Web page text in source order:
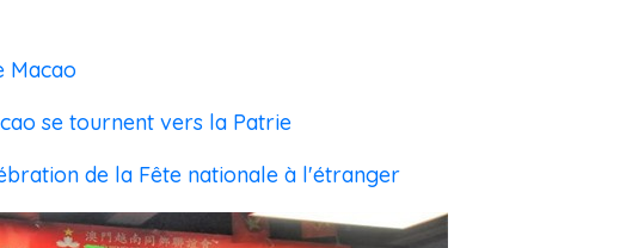
Macao
se tournent vers la Patrie
de la Fête nationale à l'étranger